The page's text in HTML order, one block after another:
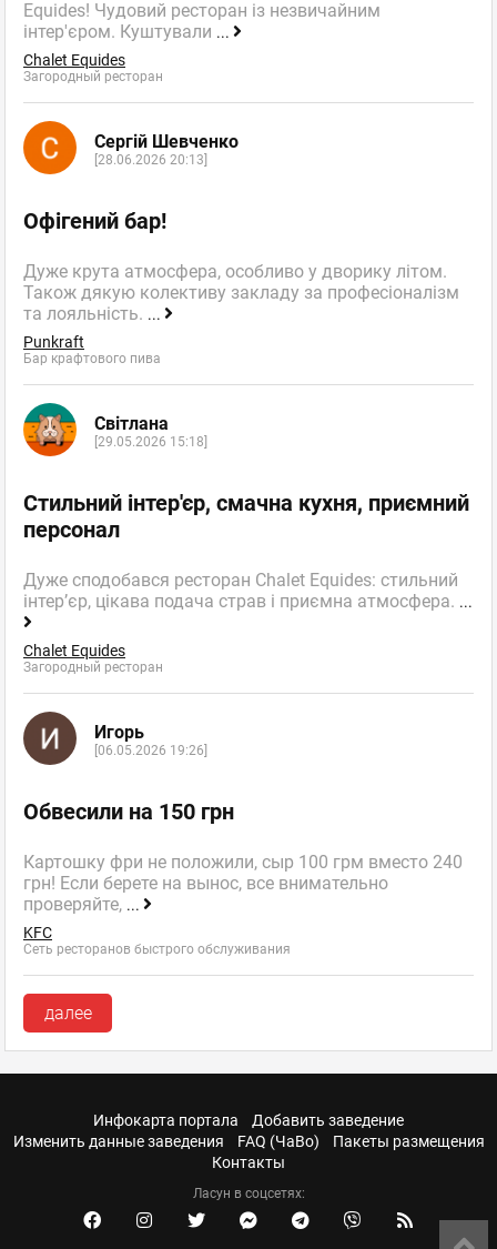
Equides! Чудовий ресторан із незвичайним
інтер'єром. Куштували ...
Chalet Equides
Загородный ресторан
Сергій Шевченко
[28.06.2026 20:13]
Офігений бар!
Дуже крута атмосфера, особливо у дворику літом.
Також дякую колективу закладу за професіоналізм
та лояльність. ...
Punkraft
Бар крафтового пива
Світлана
[29.05.2026 15:18]
Стильний інтер'єр, смачна кухня, приємний
персонал
Дуже сподобався ресторан Chalet Equides: стильний
інтер’єр, цікава подача страв і приємна атмосфера. ...
Chalet Equides
Загородный ресторан
Игорь
[06.05.2026 19:26]
Обвесили на 150 грн
Картошку фри не положили, сыр 100 грм вместо 240
грн! Если берете на вынос, все внимательно
проверяйте, ...
KFC
Сеть ресторанов быстрого обслуживания
далее
Инфокарта портала
Добавить заведение
Изменить данные заведения
FAQ (ЧаВо)
Пакеты размещения
Контакты
Ласун в соцсетях: